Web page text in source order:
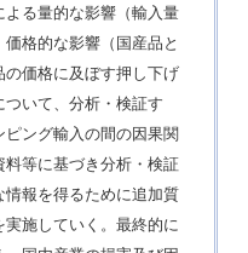
よる量的な影響（輸入量
格的な影響（国産品と
価格に及ぼす押し下げ
いて、分析・検証す
ング輸入の間の因果関
等に基づき分析・検証
報を得るために追加質
施していく。最終的に